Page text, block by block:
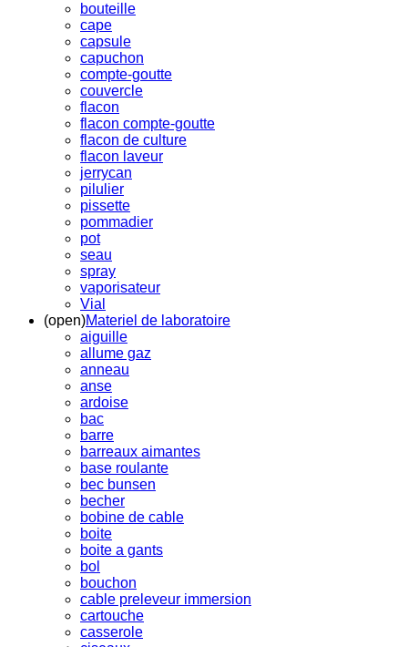
bouteille
cape
capsule
capuchon
compte-goutte
couvercle
flacon
flacon compte-goutte
flacon de culture
flacon laveur
jerrycan
pilulier
pissette
pommadier
pot
seau
spray
vaporisateur
Vial
(open)Materiel de laboratoire
aiguille
allume gaz
anneau
anse
ardoise
bac
barre
barreaux aimantes
base roulante
bec bunsen
becher
bobine de cable
boite
boite a gants
bol
bouchon
cable preleveur immersion
cartouche
casserole